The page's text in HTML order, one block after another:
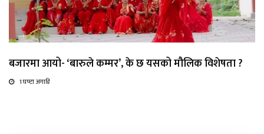
बजारमा आयो- ‘बारुले कम्मर’, के छ यसको मौलिक विशेषता ?
1 घण्टा अगाडि